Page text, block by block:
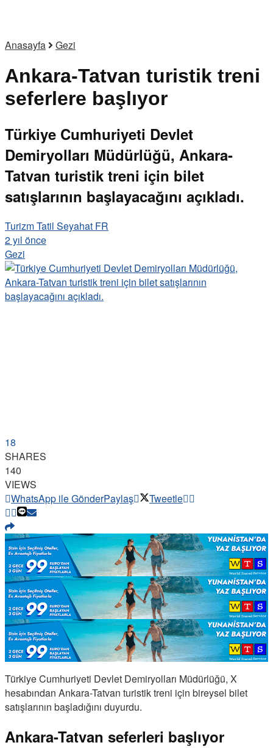
Anasayfa Gezi
Ankara-Tatvan turistik treni
seferlere başlıyor
Türkiye Cumhuriyeti Devlet
Demiryolları Müdürlüğü, Ankara-
Tatvan turistik treni için bilet
satışlarının başlayacağını açıkladı.
Turizm Tatil Seyahat FR
2 yıl önce
Gezi
18
SHARES
140
VIEWS
WhatsApp ile GönderPaylaş Tweetle
Türkiye Cumhuriyeti Devlet Demiryolları Müdürlüğü, X
hesabından Ankara-Tatvan turistik treni için bireysel bilet
satışlarının başladığını duyurdu.
Ankara-Tatvan seferleri başlıyor